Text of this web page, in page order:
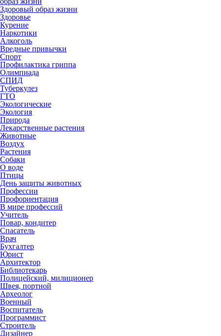
Здоровый образ жизни
Здоровье
Курение
Наркотики
Алкоголь
Вредные привычки
Спорт
Профилактика гриппа
Олимпиада
СПИД
Туберкулез
ГТО
Экологические
Экология
Природа
Лекарственные растения
Животные
Воздух
Растения
Собаки
О воде
Птицы
День защиты животных
Профессии
Профориентация
В мире профессий
Учитель
Повар, кондитер
Спасатель
Врач
Бухгалтер
Юрист
Архитектор
Библиотекарь
Полицейский, милиционер
Швея, портной
Археолог
Военный
Воспитатель
Программист
Строитель
Дизайнер